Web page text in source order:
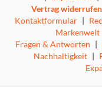
Vertrag widerrufen
Kontaktformular |
Markenwelt
Fragen & Antworten |
Nachhaltigkeit |